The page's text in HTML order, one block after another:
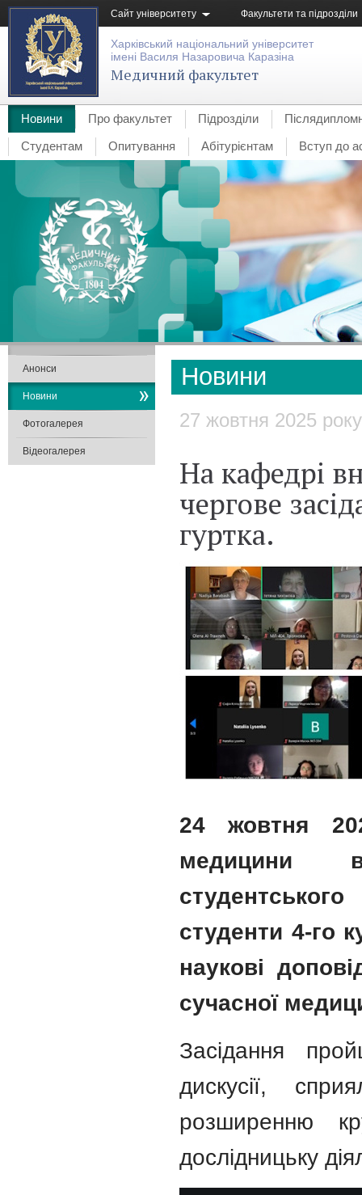
Сайт університету Факультети та підрозділи
Харківський національний університет
імені Василя Назаровича Каразіна
Медичний факультет
Новини Про факультет Підрозділи
Студентам
Опитування Абітурієнтам Вступ до
Новини
27 жовтня 2025 року
На кафедрі
чергове
гуртка.
24 жовтня
медицини
студенти 4-го
наукові
сучасної
Засідання
дискусії,
розширенню
дослідницьку
Анонси
Новини
Фотогалерея
Відеогалерея